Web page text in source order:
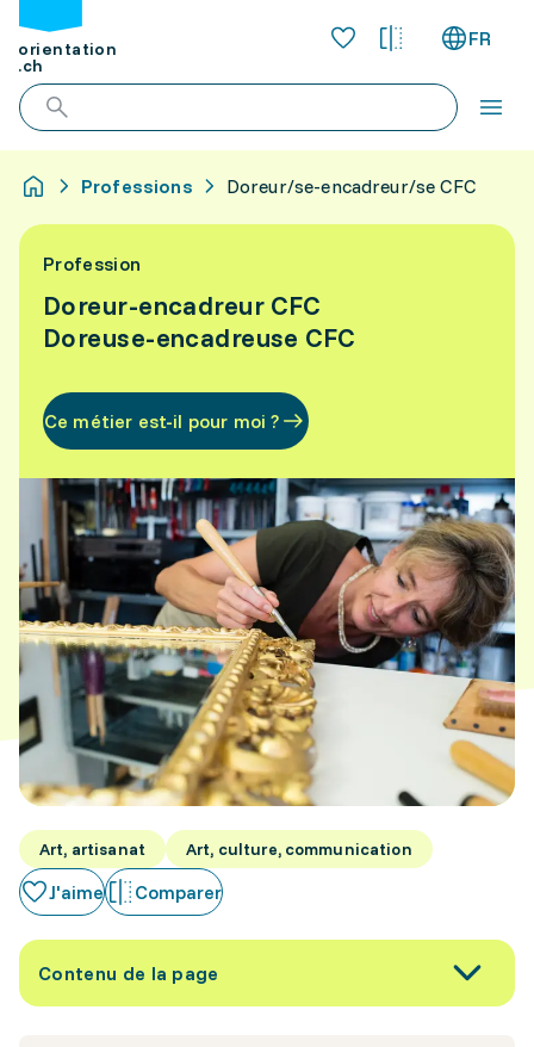
orientation
.ch
FR
Professions Doreur/se-encadreur/se CFC
Profession
Doreur-encadreur CFC
Doreuse-encadreuse CFC
Ce métier est-il pour moi ?
Art, artisanat Art, culture, communication
J'aime Comparer
Contenu de la page